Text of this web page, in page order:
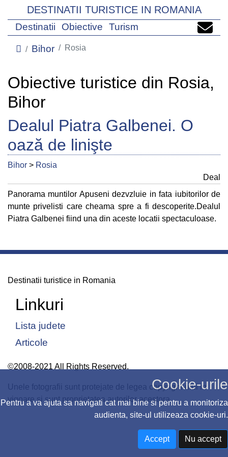
Cookie-urile
Pentru a va ajuta sa navigati cat mai bine si pentru a monitoriza
audienta, site-ul utilizeaza cookie-uri.
Accept Nu accept
DESTINATII TURISTICE IN ROMANIA
Destinatii Obiective Turism
Bihor Rosia
Obiective turistice din Rosia,
Bihor
Dealul Piatra Galbenei. O
oază de linişte
Bihor > Rosia
Deal
Panorama muntilor Apuseni dezvzluie in fata iubitorilor de
munte privelisti care cheama spre a fi descoperite.Dealul
Piatra Galbenei fiind una din aceste locatii spectaculoase.
Destinatii turistice in Romania
Linkuri
Lista judete
Articole
©2008-2021 All Rights Reserved.
Unele fotografii sunt protejate de legea copyright-ului in
vigoare si sunt proprietatea autorilor acestora